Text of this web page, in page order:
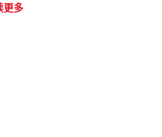
更多